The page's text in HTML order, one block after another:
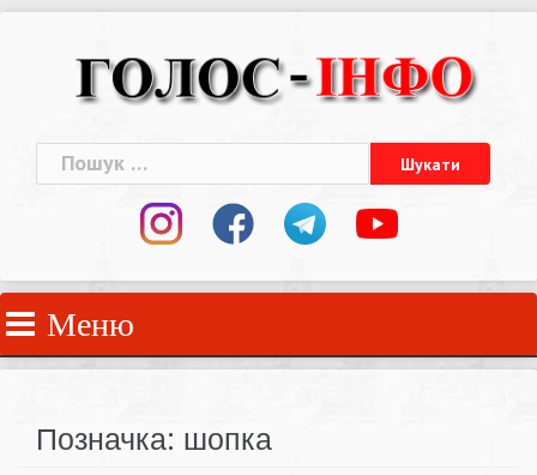
Пошук:
Меню
Позначка: шопка